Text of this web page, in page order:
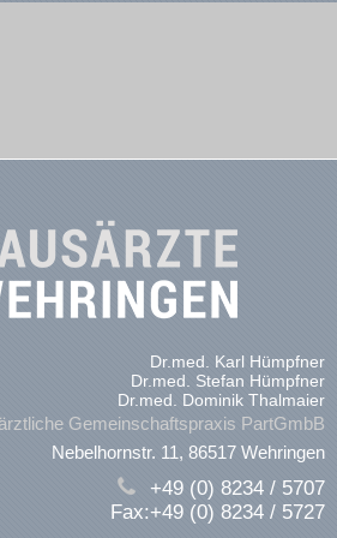
Dr.med. Karl Hümpfner
Dr.med. Stefan Hümpfner
Dr.med. Dominik Thalmaier
Gemeinschaftspraxis PartGmbB
Nebelhornstr. 11, 86517 Wehringen
+49 (0) 8234 / 5707
Fax:+49 (0) 8234 / 5727